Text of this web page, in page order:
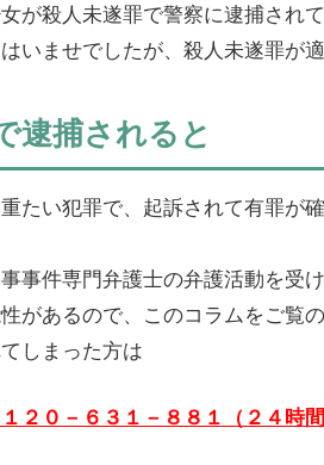
が殺人未遂罪で警察に逮捕されて
いませでしたが、殺人未遂罪が
逮捕されると
たい犯罪で、起訴されて有罪が
事件専門弁護士の弁護活動を受
があるので、このコラムをご覧
しまった方は
０－６３１－８８１（２４時間